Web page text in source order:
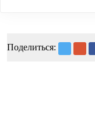
Поделиться: